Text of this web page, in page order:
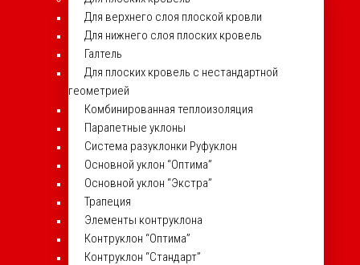
Для верхнего слоя плоской кровли
Для нижнего слоя плоских кровель
Галтель
Для плоских кровель с нестандартной
геометрией
Комбинированная теплоизоляция
Парапетные уклоны
Система разуклонки Руфуклон
Основной уклон “Оптима”
Основной уклон “Экстра”
Трапеция
Элементы контруклона
Контруклон “Оптима”
Контруклон “Стандарт”